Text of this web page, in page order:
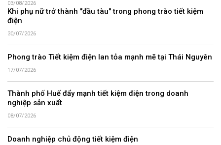
03/08/2026
Khi phụ nữ trở thành "đầu tàu" trong phong trào tiết kiệm
điện
30/07/2026
Phong trào Tiết kiệm điện lan tỏa mạnh mẽ tại Thái Nguyên
17/07/2026
Thành phố Huế đẩy mạnh tiết kiệm điện trong doanh
nghiệp sản xuất
08/07/2026
Doanh nghiệp chủ động tiết kiệm điện